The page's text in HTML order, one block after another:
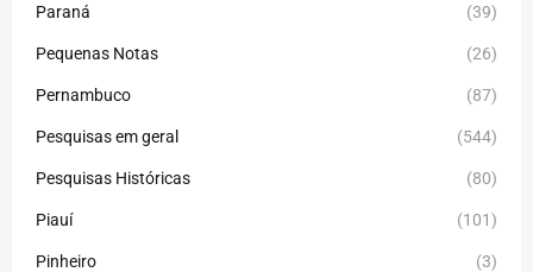
Paraná (39)
Pequenas Notas (26)
Pernambuco (87)
Pesquisas em geral (544)
Pesquisas Históricas (80)
Piauí (101)
Pinheiro (3)